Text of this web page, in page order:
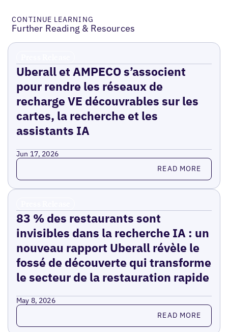
CONTINUE LEARNING
Further Reading & Resources
Uberall et AMPECO s’associent
pour rendre les réseaux de
recharge VE découvrables sur les
cartes, la recherche et les
assistants IA
Jun 17, 2026
Read more READ MORE
83 % des restaurants sont
invisibles dans la recherche IA : un
nouveau rapport Uberall révèle le
fossé de découverte qui transforme
le secteur de la restauration rapide
May 8, 2026
Read more READ MORE